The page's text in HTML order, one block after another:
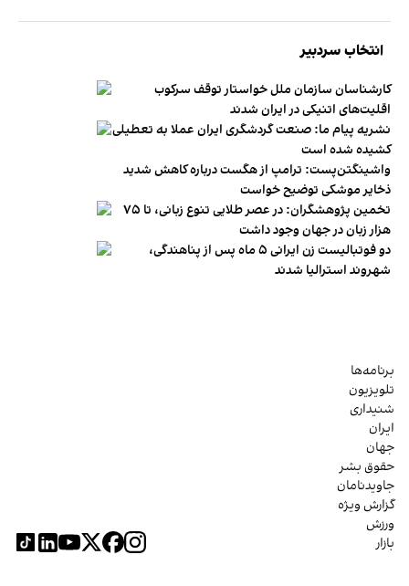
انتخاب سردبیر
کارشناسان سازمان ملل خواستار توقف سرکوب
اقلیت‌های اتنیکی در ایران شدند
نشریه پیام ما: صنعت گردشگری ایران عملا به تعطیلی
کشیده شده است
واشینگتن‌پست: ترامپ از هگست درباره کاهش شدید
ذخایر موشکی توضیح خواست
تخمین پژوهشگران: در عصر طلایی تنوع زبانی، تا ۷۵
هزار زبان در جهان وجود داشت
دو فوتبالیست زن ایرانی ۵ ماه پس از پناهندگی،
شهروند استرالیا شدند
برنامه‌ها
تلویزیون
شنیداری
ایران
جهان
حقوق بشر
جاویدنامان
گزارش ویژه
ورزش
بازار